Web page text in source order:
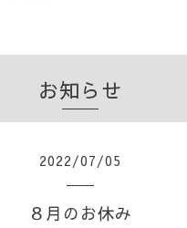
お知らせ
2022/07/05
８月のお休み